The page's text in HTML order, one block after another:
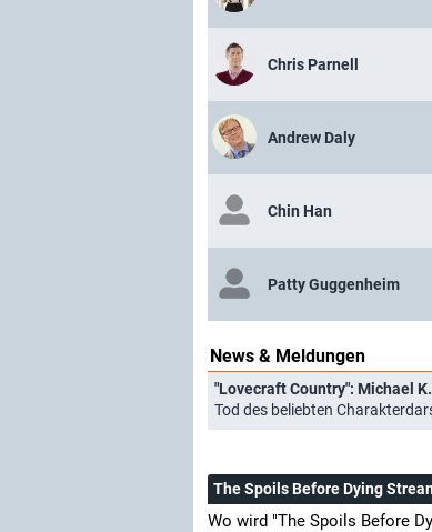
Chris Parnell
Andrew Daly
Chin Han
Patty Guggenheim
News & Meldungen
"Lovecraft Country": Michael
Tod des beliebten
The Spoils Before Dying
Wo wird "The Spoils Before